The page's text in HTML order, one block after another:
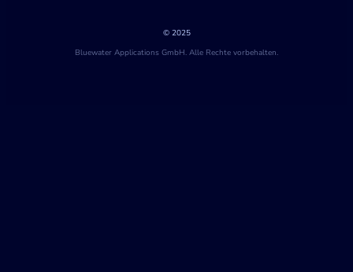
© 2025
Bluewater Applications GmbH. Alle Rechte vorbehalten.